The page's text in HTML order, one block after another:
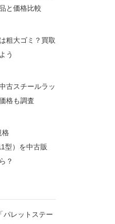
と価格比較
粗大ゴミ？買取
う
古スチールラッ
格も調査
格
型）を中古販
？
パレットステー